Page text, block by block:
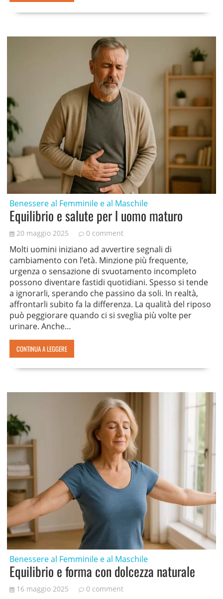
Benessere al Femminile e al Maschile
Equilibrio e salute per l uomo maturo
20 maggio 2025 0 comment
Molti uomini iniziano ad avvertire segnali di
cambiamento con l’età. Minzione più frequente,
urgenza o sensazione di svuotamento incompleto
possono diventare fastidi quotidiani. Spesso si tende
a ignorarli, sperando che passino da soli. In realtà,
affrontarli subito fa la differenza. La qualità del riposo
può peggiorare quando ci si sveglia più volte per
urinare. Anche…
CONTINUA A LEGGERE
Benessere al Femminile e al Maschile
Equilibrio e forma con dolcezza naturale
16 maggio 2025 0 comment